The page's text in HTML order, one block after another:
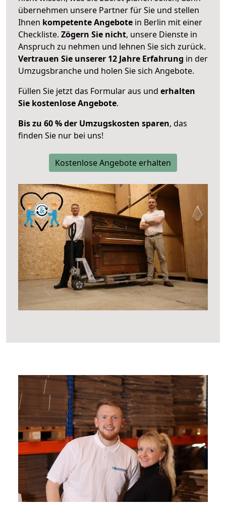
übernehmen unsere Partner für Sie und stellen
Ihnen kompetente Angebote in Berlin mit einer
Checkliste. Zögern Sie nicht, unsere Dienste in
Anspruch zu nehmen und lehnen Sie sich zurück.
Vertrauen Sie unserer 12 Jahre Erfahrung in der
Umzugsbranche und holen Sie sich Angebote.
Füllen Sie jetzt das Formular aus und erhalten
Sie kostenlose Angebote.
Bis zu 60 % der Umzugskosten sparen, das
finden Sie nur bei uns!
Kostenlose Angebote erhalten